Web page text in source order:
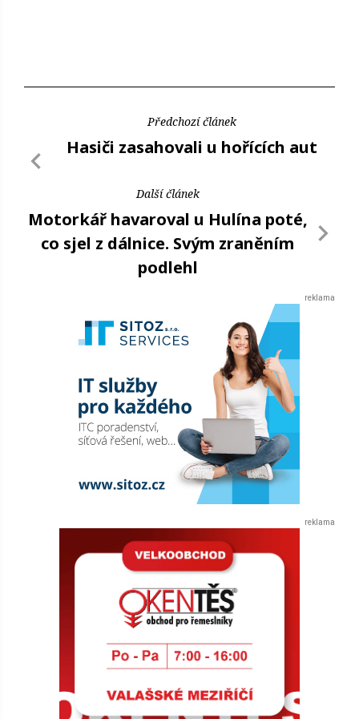
Předchozí článek
Hasiči zasahovali u hořících aut
Další článek
Motorkář havaroval u Hulína poté,
co sjel z dálnice. Svým zraněním
podlehl